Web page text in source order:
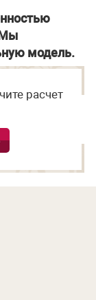
Мы
модель.
расчет